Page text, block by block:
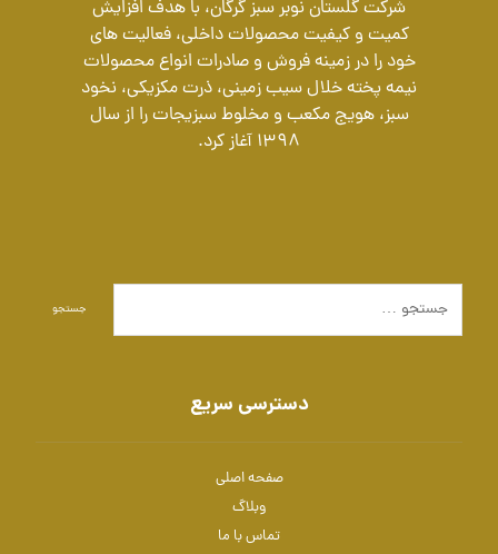
شرکت گلستان نوبر سبز گرگان، با هدف افزایش
کمیت و کیفیت محصولات داخلی، فعالیت های
خود را در زمینه فروش و صادرات انواع محصولات
نیمه پخته خلال سیب زمینی، ذرت مکزیکی، نخود
سبز، هویج مکعب و مخلوط سبزیجات را از سال
1398 آغاز کرد.
جستجو
دسترسی سریع
صفحه اصلی
وبلاگ
تماس با ما